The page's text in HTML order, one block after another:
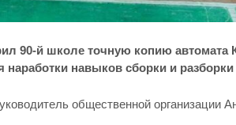
90-й школе точную копию автомата
наработки навыков сборки и
общественной организации